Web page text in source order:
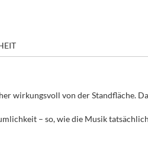
wirkungsvoll von der Standfläche.
– so, wie die Musik